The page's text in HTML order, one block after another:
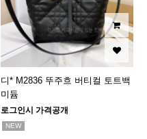
디* M2836 뚜주흐 버티컬 토트백
미듐
로그인시 가격공개
NEW